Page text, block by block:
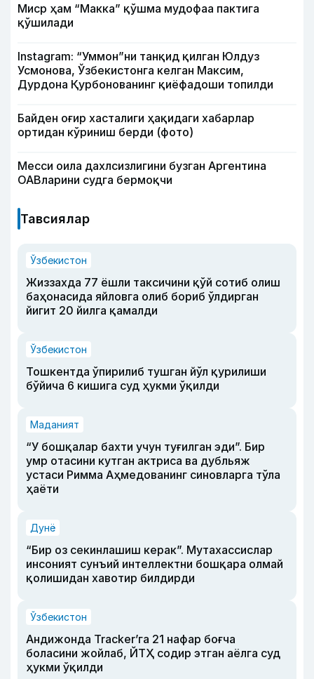
Миср ҳам “Макка” қўшма мудофаа пактига
қўшилади
Instagram: “Уммон”ни танқид қилган Юлдуз
Усмонова, Ўзбекистонга келган Максим,
Дурдона Қурбонованинг қиёфадоши топилди
Байден оғир хасталиги ҳақидаги хабарлар
ортидан кўриниш берди (фото)
Месси оила дахлсизлигини бузган Аргентина
ОАВларини судга бермоқчи
Тавсиялар
Ўзбекистон
Жиззахда 77 ёшли таксичини қўй сотиб олиш
баҳонасида яйловга олиб бориб ўлдирган
йигит 20 йилга қамалди
Ўзбекистон
Тошкентда ўпирилиб тушган йўл қурилиши
бўйича 6 кишига суд ҳукми ўқилди
Маданият
“У бошқалар бахти учун туғилган эди”. Бир
умр отасини кутган актриса ва дубльяж
устаси Римма Аҳмедованинг синовларга тўла
ҳаёти
Дунё
“Бир оз секинлашиш керак”. Мутахассислар
инсоният сунъий интеллектни бошқара олмай
қолишидан хавотир билдирди
Ўзбекистон
Андижонда Tracker’га 21 нафар боғча
боласини жойлаб, ЙТҲ содир этган аёлга суд
ҳукми ўқилди